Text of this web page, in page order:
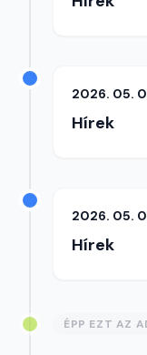
2026. 05.
Hírek
2026. 05.
Hírek
ÉPP EZT AZ